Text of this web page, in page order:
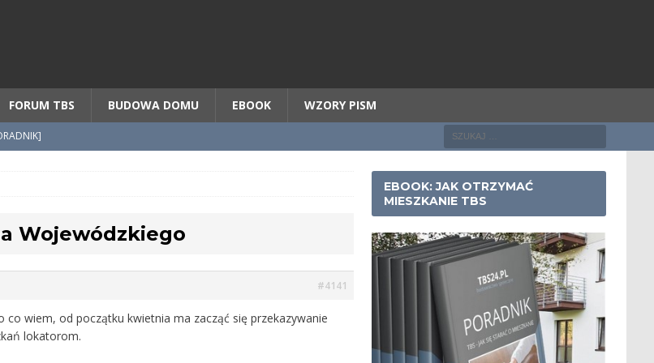
FORUM TBS BUDOWA DOMU EBOOK WZORY PISM
Wojewódzkiego
#4141
co wiem, od początku kwietnia ma zacząć się przekazywanie
lokatorom.
EBOOK: JAK OTRZYMAĆ
MIESZKANIE TBS